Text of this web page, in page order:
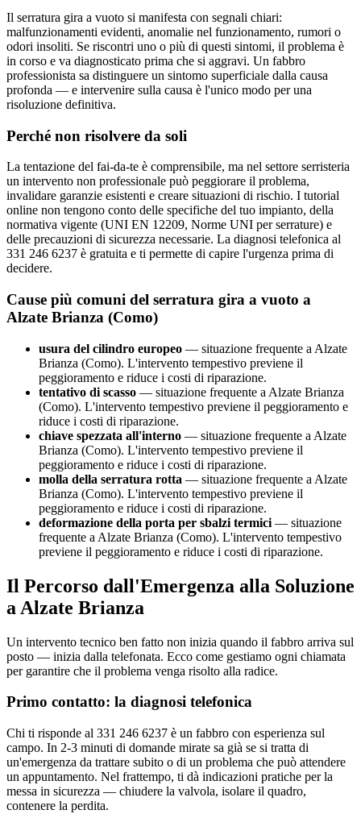
Il serratura gira a vuoto si manifesta con segnali chiari:
malfunzionamenti evidenti, anomalie nel funzionamento, rumori o
odori insoliti. Se riscontri uno o più di questi sintomi, il problema è
in corso e va diagnosticato prima che si aggravi. Un fabbro
professionista sa distinguere un sintomo superficiale dalla causa
profonda — e intervenire sulla causa è l'unico modo per una
risoluzione definitiva.
Perché non risolvere da soli
La tentazione del fai-da-te è comprensibile, ma nel settore serristeria
un intervento non professionale può peggiorare il problema,
invalidare garanzie esistenti e creare situazioni di rischio. I tutorial
online non tengono conto delle specifiche del tuo impianto, della
normativa vigente (UNI EN 12209, Norme UNI per serrature) e
delle precauzioni di sicurezza necessarie. La diagnosi telefonica al
331 246 6237 è gratuita e ti permette di capire l'urgenza prima di
decidere.
Cause più comuni del serratura gira a vuoto a
Alzate Brianza (Como)
usura del cilindro europeo — situazione frequente a Alzate
Brianza (Como). L'intervento tempestivo previene il
peggioramento e riduce i costi di riparazione.
tentativo di scasso — situazione frequente a Alzate Brianza
(Como). L'intervento tempestivo previene il peggioramento e
riduce i costi di riparazione.
chiave spezzata all'interno — situazione frequente a Alzate
Brianza (Como). L'intervento tempestivo previene il
peggioramento e riduce i costi di riparazione.
molla della serratura rotta — situazione frequente a Alzate
Brianza (Como). L'intervento tempestivo previene il
peggioramento e riduce i costi di riparazione.
deformazione della porta per sbalzi termici — situazione
frequente a Alzate Brianza (Como). L'intervento tempestivo
previene il peggioramento e riduce i costi di riparazione.
Il Percorso dall'Emergenza alla Soluzione
a Alzate Brianza
Un intervento tecnico ben fatto non inizia quando il fabbro arriva sul
posto — inizia dalla telefonata. Ecco come gestiamo ogni chiamata
per garantire che il problema venga risolto alla radice.
Primo contatto: la diagnosi telefonica
Chi ti risponde al 331 246 6237 è un fabbro con esperienza sul
campo. In 2-3 minuti di domande mirate sa già se si tratta di
un'emergenza da trattare subito o di un problema che può attendere
un appuntamento. Nel frattempo, ti dà indicazioni pratiche per la
messa in sicurezza — chiudere la valvola, isolare il quadro,
contenere la perdita.